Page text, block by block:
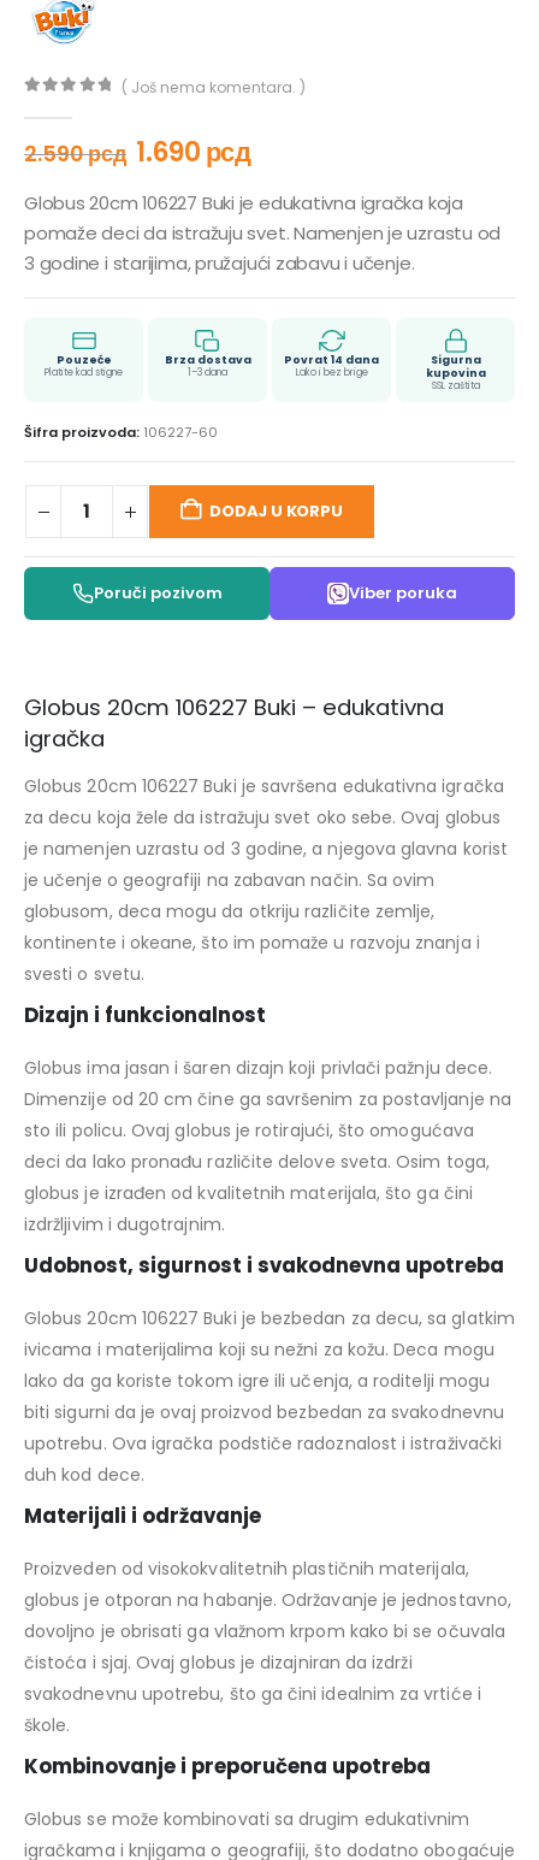
( Još nema komentara. )
2.590рсд 1.690рсд
Globus 20cm 106227 Buki je edukativna igračka koja
pomaže deci da istražuju svet. Namenjen je uzrastu od
3 godine i starijima, pružajući zabavu i učenje.
Pouzeće
Platite kad stigne
Brza dostava
1–3 dana
Povrat 14 dana
Lako i bez brige
Sigurna
kupovina
SSL zaštita
Šifra proizvoda: 106227-60
DODAJ U KORPU
Poruči pozivom Viber poruka
Globus 20cm 106227 Buki – edukativna
igračka
Globus 20cm 106227 Buki je savršena edukativna igračka
za decu koja žele da istražuju svet oko sebe. Ovaj globus
je namenjen uzrastu od 3 godine, a njegova glavna korist
je učenje o geografiji na zabavan način. Sa ovim
globusom, deca mogu da otkriju različite zemlje,
kontinente i okeane, što im pomaže u razvoju znanja i
svesti o svetu.
Dizajn i funkcionalnost
Globus ima jasan i šaren dizajn koji privlači pažnju dece.
Dimenzije od 20 cm čine ga savršenim za postavljanje na
sto ili policu. Ovaj globus je rotirajući, što omogućava
deci da lako pronađu različite delove sveta. Osim toga,
globus je izrađen od kvalitetnih materijala, što ga čini
izdržljivim i dugotrajnim.
Udobnost, sigurnost i svakodnevna upotreba
Globus 20cm 106227 Buki je bezbedan za decu, sa glatkim
ivicama i materijalima koji su nežni za kožu. Deca mogu
lako da ga koriste tokom igre ili učenja, a roditelji mogu
biti sigurni da je ovaj proizvod bezbedan za svakodnevnu
upotrebu. Ova igračka podstiče radoznalost i istraživački
duh kod dece.
Materijali i održavanje
Proizveden od visokokvalitetnih plastičnih materijala,
globus je otporan na habanje. Održavanje je jednostavno,
dovoljno je obrisati ga vlažnom krpom kako bi se očuvala
čistoća i sjaj. Ovaj globus je dizajniran da izdrži
svakodnevnu upotrebu, što ga čini idealnim za vrtiće i
škole.
Kombinovanje i preporučena upotreba
Globus se može kombinovati sa drugim edukativnim
igračkama i knjigama o geografiji, što dodatno obogaćuje